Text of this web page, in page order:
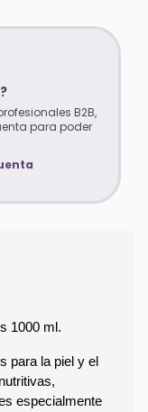
B2B,
para poder
1000 ml.
para la piel y el
especialmente